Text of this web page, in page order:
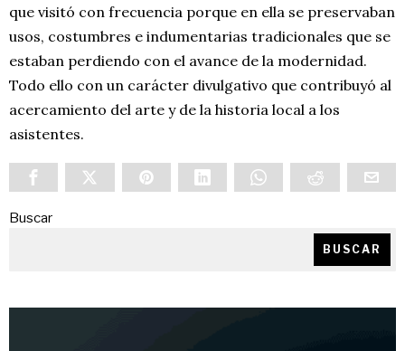
que visitó con frecuencia porque en ella se preservaban
usos, costumbres e indumentarias tradicionales que se
estaban perdiendo con el avance de la modernidad.
Todo ello con un carácter divulgativo que contribuyó al
acercamiento del arte y de la historia local a los
asistentes.
Buscar
BUSCAR